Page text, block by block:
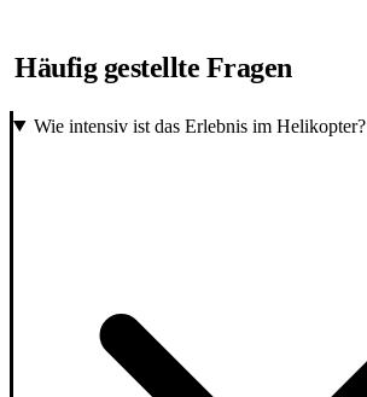
Häufig gestellte Fragen
Wie intensiv ist das Erlebnis im Helikopter?